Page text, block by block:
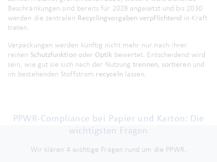
Beschränkungen sind bereits für 2028 angesetzt und bis 2030
werden die zentralen Recyclingvorgaben verpflichtend in Kraft
treten.
Verpackungen werden künftig nicht mehr nur nach ihrer
reinen Schutzfunktion oder Optik bewertet. Entscheidend wird
sein, wie gut sie sich nach der Nutzungtrennen, sortieren und
im bestehenden Stoffstrom recyceln lassen.
PPWR-Compliance bei Papier und Karton: Die
wichtigsten Fragen
Wir klären 4 wichtige Fragen rund um die PPWR.